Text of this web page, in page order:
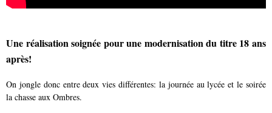
Une réalisation soignée pour une modernisation du titre 18 ans
après!
On jongle donc entre deux vies différentes: la journée au lycée et le soirée
la chasse aux Ombres.